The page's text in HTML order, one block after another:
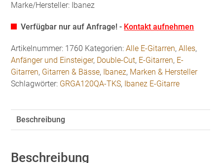
Marke/Hersteller: Ibanez
Verfügbar nur auf Anfrage! - Kontakt aufnehmen
Artikelnummer: 1760 Kategorien:Alle E-Gitarren,Alles,
Anfänger und Einsteiger, Double-Cut, E-Gitarren, E-
Gitarren, Gitarren & Bässe, Ibanez, Marken & Hersteller
Schlagwörter: GRGA120QA-TKS, Ibanez E-Gitarre
Beschreibung
Beschreibung